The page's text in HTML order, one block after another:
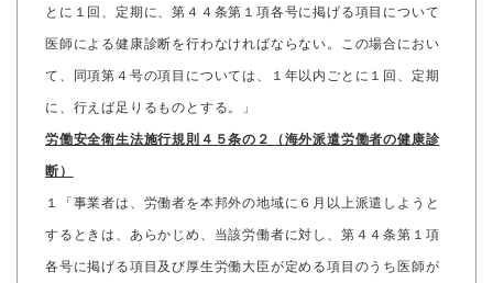
とに１回、定期に、第４４条第１項各号に掲げる項目について
医師による健康診断を行わなければならない。この場合におい
て、同項第４号の項目については、１年以内ごとに１回、定期
に、行えば足りるものとする。」
労働安全衛生法施行規則４５条の２（海外派遣労働者の健康診
断）
１「事業者は、労働者を本邦外の地域に６月以上派遣しようと
するときは、あらかじめ、当該労働者に対し、第４４条第１項
各号に掲げる項目及び厚生労働大臣が定める項目のうち医師が